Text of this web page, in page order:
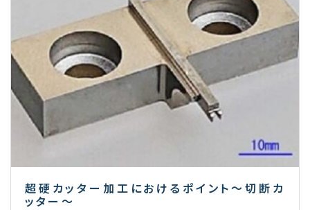
超硬カッター加工におけるポイント～切断カ
ッター～